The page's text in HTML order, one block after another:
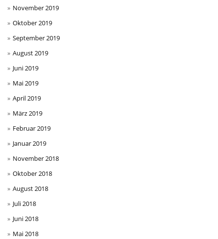
November 2019
Oktober 2019
September 2019
August 2019
Juni 2019
Mai 2019
April 2019
März 2019
Februar 2019
Januar 2019
November 2018
Oktober 2018
August 2018
Juli 2018
Juni 2018
Mai 2018